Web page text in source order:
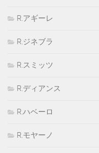
R.アギーレ
R.ジネブラ
R.スミッツ
R.ディアンス
R.ハベーロ
R.モヤーノ